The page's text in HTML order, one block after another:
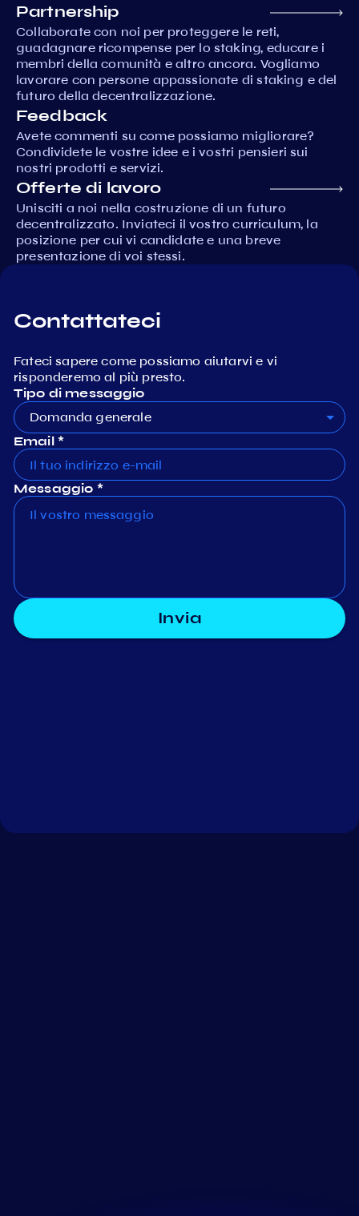
Partnership
Collaborate con noi per proteggere le reti,
guadagnare ricompense per lo staking, educare i
membri della comunità e altro ancora. Vogliamo
lavorare con persone appassionate di staking e del
futuro della decentralizzazione.
Feedback
Avete commenti su come possiamo migliorare?
Condividete le vostre idee e i vostri pensieri sui
nostri prodotti e servizi.
Offerte di lavoro
Unisciti a noi nella costruzione di un futuro
decentralizzato. Inviateci il vostro curriculum, la
posizione per cui vi candidate e una breve
presentazione di voi stessi.
Contattateci
Fateci sapere come possiamo aiutarvi e vi
risponderemo al più presto.
Tipo di messaggio
Domanda generale
Email *
Messaggio *
Invia